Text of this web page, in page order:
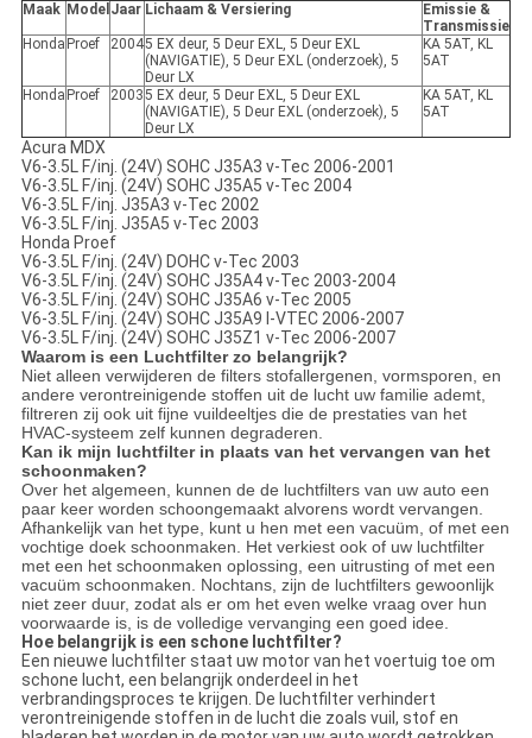
Maak Model Jaar Lichaam & Versiering
Emissie &
Transmissie
Honda Proef 20045 EX deur, 5 Deur EXL, 5 Deur EXL
(NAVIGATIE), 5 Deur EXL (onderzoek), 5
Deur LX
KA 5AT, KL
5AT
Honda Proef 20035 EX deur, 5 Deur EXL, 5 Deur EXL
(NAVIGATIE), 5 Deur EXL (onderzoek), 5
Deur LX
KA 5AT, KL
5AT
Acura MDX
V6-3.5L F/inj. (24V) SOHC J35A3 v-Tec 2006-2001
V6-3.5L F/inj. (24V) SOHC J35A5 v-Tec 2004
V6-3.5L F/inj. J35A3 v-Tec 2002
V6-3.5L F/inj. J35A5 v-Tec 2003
Honda Proef
V6-3.5L F/inj. (24V) DOHC v-Tec 2003
V6-3.5L F/inj. (24V) SOHC J35A4 v-Tec 2003-2004
V6-3.5L F/inj. (24V) SOHC J35A6 v-Tec 2005
V6-3.5L F/inj. (24V) SOHC J35A9 I-VTEC 2006-2007
V6-3.5L F/inj. (24V) SOHC J35Z1 v-Tec 2006-2007
Waarom is een Luchtfilter zo belangrijk?
Niet alleen verwijderen de filters stofallergenen, vormsporen, en
andere verontreinigende stoffen uit de lucht uw familie ademt,
filtreren zij ook uit fijne vuildeeltjes die de prestaties van het
HVAC-systeem zelf kunnen degraderen.
Kan ik mijn luchtfilter in plaats van het vervangen van het
schoonmaken?
Over het algemeen, kunnen de de luchtfilters van uw auto een
paar keer worden schoongemaakt alvorens wordt vervangen.
Afhankelijk van het type, kunt u hen met een vacuüm, of met een
vochtige doek schoonmaken. Het verkiest ook of uw luchtfilter
met een het schoonmaken oplossing, een uitrusting of met een
vacuüm schoonmaken. Nochtans, zijn de luchtfilters gewoonlijk
niet zeer duur, zodat als er om het even welke vraag over hun
voorwaarde is, is de volledige vervanging een goed idee.
Hoe belangrijk is een schone luchtfilter?
Een nieuwe luchtfilter staat uw motor van het voertuig toe om
schone lucht, een belangrijk onderdeel in het
verbrandingsproces te krijgen. De luchtfilter verhindert
verontreinigende stoffen in de lucht die zoals vuil, stof en